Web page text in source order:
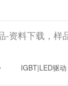
-资料下载，样
IGBT|LED驱动